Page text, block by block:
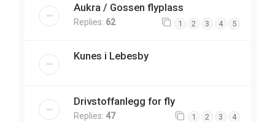
Aukra / Gossen flyplass
Replies: 62 1 2 3 4 5
Kunes i Lebesby
Drivstoffanlegg for fly
Replies: 47 1 2 3 4